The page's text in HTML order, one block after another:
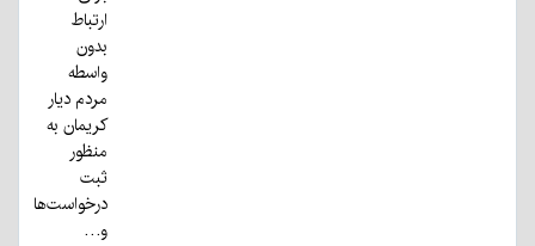
ارتباط
بدون
واسطه
مردم دیار
کریمان به
منظور
ثبت
درخواست‌ها
و…